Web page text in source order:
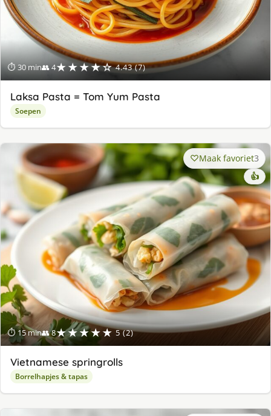
⏱ 30 min👥 4★★★★☆ 4.43 (7)
Laksa Pasta = Tom Yum Pasta
Soepen
⏱ 15 min👥 8★★★★★ 5 (2)
Maak favoriet3
👍
Vietnamese springrolls
Borrelhapjes & tapas